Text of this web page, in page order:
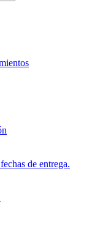
de entrega.